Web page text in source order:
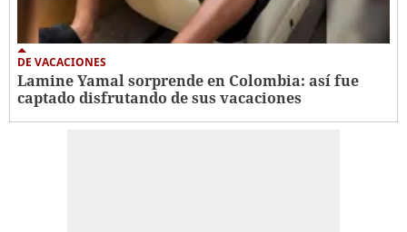
DE VACACIONES
Lamine Yamal sorprende en Colombia: así fue
captado disfrutando de sus vacaciones